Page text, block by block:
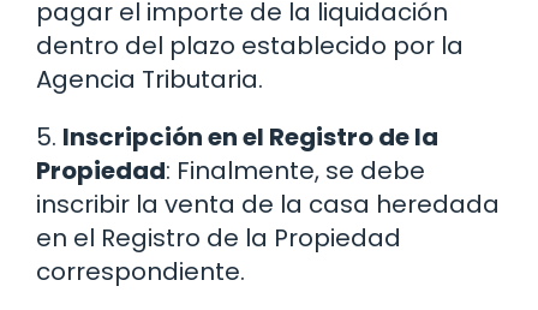
pagar el importe de la liquidación
dentro del plazo establecido por la
Agencia Tributaria.
5. Inscripción en el Registro de la
Propiedad: Finalmente, se debe
inscribir la venta de la casa heredada
en el Registro de la Propiedad
correspondiente.